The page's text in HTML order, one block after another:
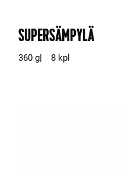
SUPERSÄMPYLÄ
360 g 8 kpl